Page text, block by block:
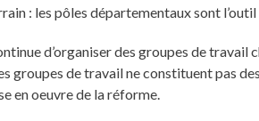
: les pôles départementaux sont
d’organiser des groupes de
groupes de travail ne constituent pas
en oeuvre de la réforme.